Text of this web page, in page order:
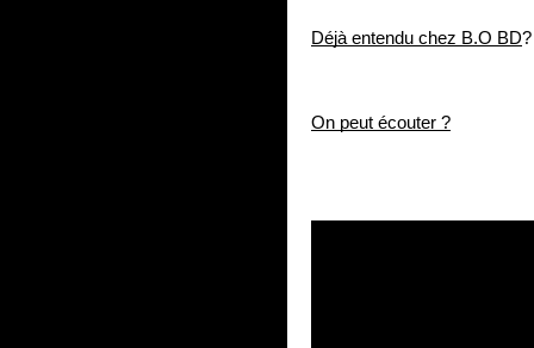
Déjà entendu chez B.O BD
On peut écouter ?